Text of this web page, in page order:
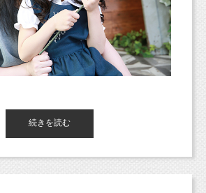
も、ラインやメールでもご予約
ますので、
オまでご連絡くださいね（＾
撮影会【コンセプト
13時以降のご案内となります。
メですよ♡
また改めて告知させていただきま
録していない皆さまも、おとも
ただくと、
でスタジオミルクとおともだち
いね〜！
タジオミルクの小池です！
曜日と水曜日）はスタジオ定休
で、
続きを読む